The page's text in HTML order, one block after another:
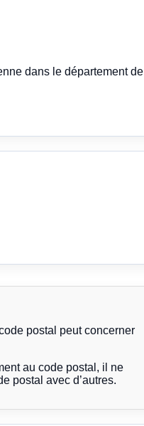
dans le département de
postal peut concerner
au code postal, il ne
postal avec d’autres.